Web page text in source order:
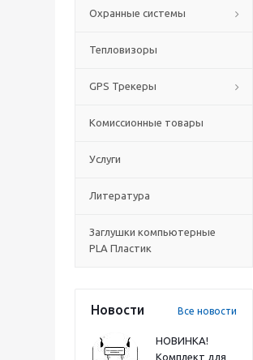
Охранные системы
Тепловизоры
GPS Трекеры
Комиссионные товары
Услуги
Литература
Заглушки компьютерные
PLA Пластик
Новости Все новости
НОВИНКА!
Комплект для